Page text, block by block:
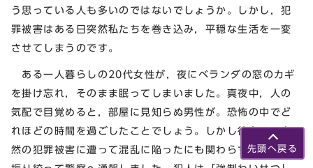
う思っている人も多いのではないでしょうか。しかし，犯
罪被害はある日突然私たちを巻き込み，平穏な生活を一変
させてしまうのです。
ある一人暮らしの20代女性が，夜にベランダの窓のカギ
を掛け忘れ，そのまま眠ってしまいました。真夜中，人の
気配で目覚めると，部屋に見知らぬ男性が。恐怖の中でど
れほどの時間を過ごしたことでしょう。しかし彼女は，突
然の犯罪被害に遭って混乱に陥ったにも関わらず，勇気を
先頭へ戻る